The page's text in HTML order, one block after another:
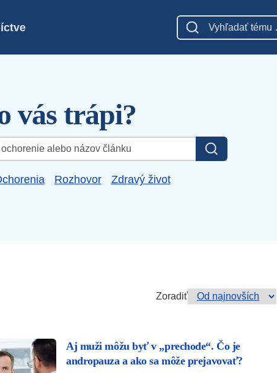
vás trápi?
Rozhovor Zdravý život
Zoradiť
Aj muži môžu byť v „prechode“. Čo je
andropauza a ako sa môže prejavovať?